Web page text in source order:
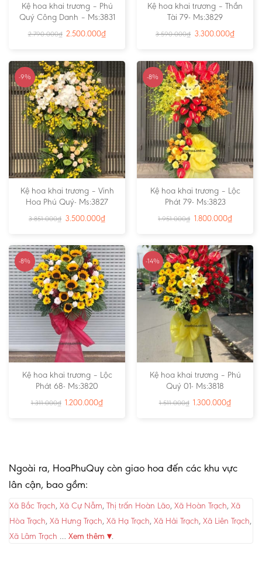
Kệ hoa khai trương – Phú
Quý Công Danh – Ms:3831
2.790.000₫ 2.500.000₫
Kệ hoa khai trương – Thần
Tài 79- Ms:3829
3.590.000₫ 3.300.000₫
-9%
Kệ hoa khai trương – Vinh
Hoa Phú Quý- Ms:3827
3.851.000₫ 3.500.000₫
-8%
Kệ hoa khai trương – Lộc
Phát 79- Ms:3823
1.951.000₫ 1.800.000₫
-8%
Kệ hoa khai trương – Lộc
Phát 68- Ms:3820
1.311.000₫ 1.200.000₫
-14%
Kệ hoa khai trương – Phú
Quý 01- Ms:3818
1.511.000₫ 1.300.000₫
Ngoài ra, HoaPhuQuy còn giao hoa đến các khu vực
lân cận, bao gồm:
Xã Bắc Trạch, Xã Cự Nẫm, Thị trấn Hoàn Lão, Xã Hoàn Trạch, Xã
Hòa Trạch, Xã Hưng Trạch, Xã Hạ Trạch, Xã Hải Trạch, Xã Liên Trạch,
Xã Lâm Trạch … Xem thêm ▾.